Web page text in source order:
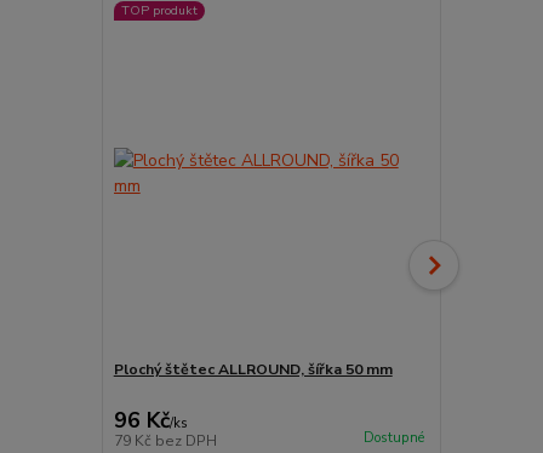
TOP produkt
Plochý štětec ALLROUND, šířka 50 mm
96 Kč/ks
79 Kč bez DPH Dostupné